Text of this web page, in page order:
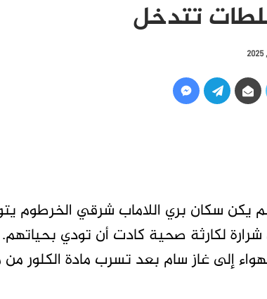
تتدخل
يكن سكان بري اللاماب شرقي الخرطوم
لكارثة صحية كادت أن تودي
إلى غاز سام بعد تسرب مادة الكلور